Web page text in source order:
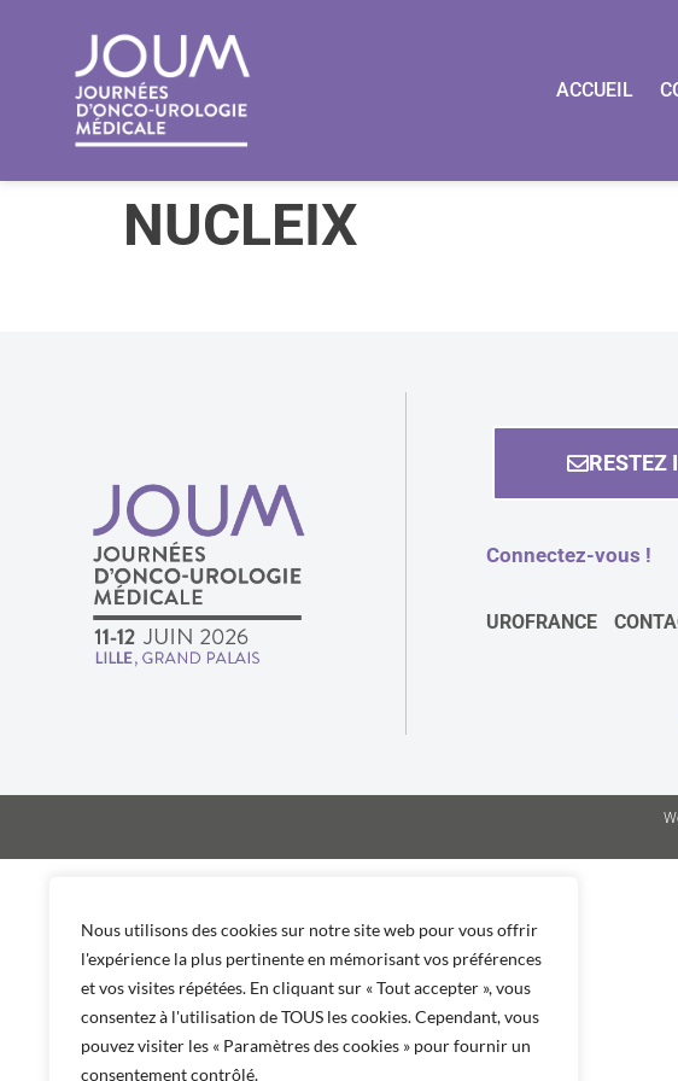
Nous utilisons des cookies sur notre site web pour vous offrir
l'expérience la plus pertinente en mémorisant vos préférences
et vos visites répétées. En cliquant sur « Tout accepter », vous
consentez à l'utilisation de TOUS les cookies. Cependant, vous
pouvez visiter les « Paramètres des cookies » pour fournir un
consentement contrôlé.
ACCUEIL
NUCLEIX
RESTEZ
Connectez-vous !
UROFRANCE